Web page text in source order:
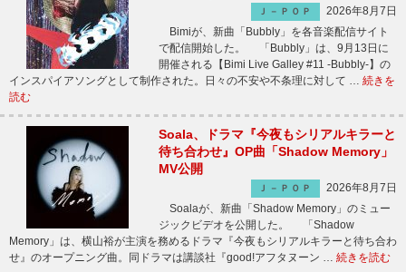
Ｊ－ＰＯＰ
2026年8月7日
Bimiが、新曲「Bubbly」を各音楽配信サイト
で配信開始した。 「Bubbly」は、9月13日に
開催される【Bimi Live Galley #11 -Bubbly-】の
インスパイアソングとして制作された。日々の不安や不条理に対して … 続きを
読む
Soala、ドラマ『今夜もシリアルキラーと
待ち合わせ』OP曲「Shadow Memory」
MV公開
Ｊ－ＰＯＰ
2026年8月7日
Soalaが、新曲「Shadow Memory」のミュー
ジックビデオを公開した。 「Shadow
Memory」は、横山裕が主演を務めるドラマ『今夜もシリアルキラーと待ち合わ
せ』のオープニング曲。同ドラマは講談社『good!アフタヌーン … 続きを読む